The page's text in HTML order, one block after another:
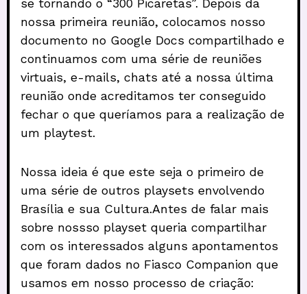
se tornando o “300 Picaretas”. Depois da
nossa primeira reunião, colocamos nosso
documento no Google Docs compartilhado e
continuamos com uma série de reuniões
virtuais, e-mails, chats até a nossa última
reunião onde acreditamos ter conseguido
fechar o que queríamos para a realização de
um playtest.
Nossa ideia é que este seja o primeiro de
uma série de outros playsets envolvendo
Brasília e sua Cultura.Antes de falar mais
sobre nossso playset queria compartilhar
com os interessados alguns apontamentos
que foram dados no Fiasco Companion que
usamos em nosso processo de criação: